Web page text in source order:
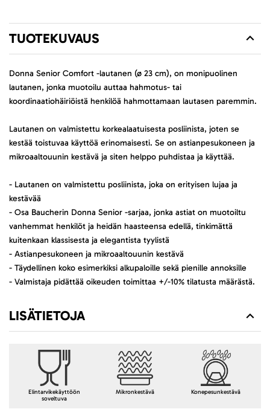
TUOTEKUVAUS
Donna Senior Comfort -lautanen (ø 23 cm), on monipuolinen
lautanen, jonka muotoilu auttaa hahmotus- tai
koordinaatiohäiriöistä henkilöä hahmottamaan lautasen paremmin.
Lautanen on valmistettu korkealaatuisesta posliinista, joten se
kestää toistuvaa käyttöä erinomaisesti. Se on astianpesukoneen ja
mikroaaltouunin kestävä ja siten helppo puhdistaa ja käyttää.
- Lautanen on valmistettu posliinista, joka on erityisen lujaa ja
kestävää
- Osa Baucherin Donna Senior -sarjaa, jonka astiat on muotoiltu
vanhemmat henkilöt ja heidän haasteensa edellä, tinkimättä
kuitenkaan klassisesta ja elegantista tyylistä
- Astianpesukoneen ja mikroaaltouunin kestävä
- Täydellinen koko esimerkiksi alkupaloille sekä pienille annoksille
- Valmistaja pidättää oikeuden toimittaa +/-10% tilatusta määrästä.
LISÄTIETOJA
Elintarvikekäyttöön
soveltuva
Mikronkestävä Konepesunkestävä